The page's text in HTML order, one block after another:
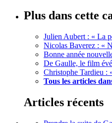
Plus dans cette
Julien Aubert : « La
Nicolas Baverez : «
Bonne année
De Gaulle, le film
Christophe Tardieu :
Tous les articles
Articles récents